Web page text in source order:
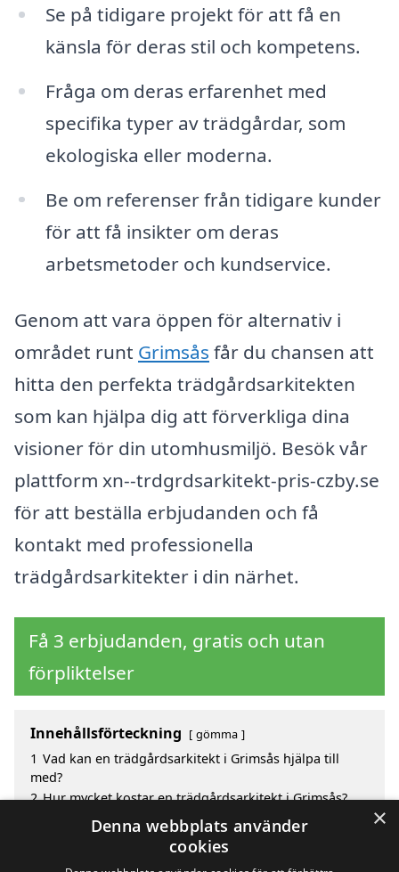
Se på tidigare projekt för att få en
känsla för deras stil och kompetens.
Fråga om deras erfarenhet med
specifika typer av trädgårdar, som
ekologiska eller moderna.
Be om referenser från tidigare kunder
för att få insikter om deras
arbetsmetoder och kundservice.
Genom att vara öppen för alternativ i
området runt Grimsås får du chansen att
hitta den perfekta trädgårdsarkitekten
som kan hjälpa dig att förverkliga dina
visioner för din utomhusmiljö. Besök vår
plattform xn--trdgrdsarkitekt-pris-czby.se
för att beställa erbjudanden och få
kontakt med professionella
trädgårdsarkitekter i din närhet.
Få 3 erbjudanden, gratis och utan
förpliktelser
Innehållsförteckning gömma
1 Vad kan en trädgårdsarkitekt i Grimsås hjälpa till
med?
2 Hur mycket kostar en trädgårdsarkitekt i Grimsås?
Fördelar med att välja trädgårdsarkitekt i Grimsås
Sök efter en skicklig trädgårdsarkitekt i de
omgivande städerna Grimsås
×
Denna webbplats använder
cookies